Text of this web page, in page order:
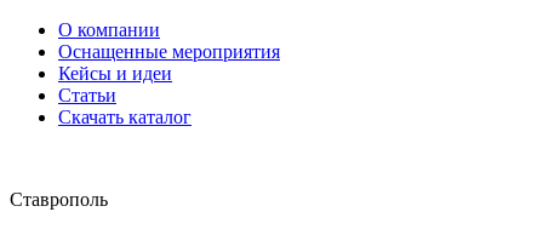
О компании
Оснащенные мероприятия
Кейсы и идеи
Статьи
Скачать каталог
Ставрополь